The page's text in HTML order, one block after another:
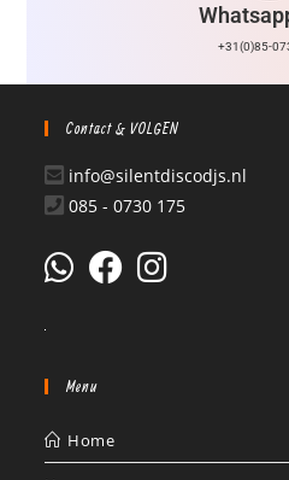
+31(0)85-
Contact & VOLGEN
info@silentdiscodjs.nl
085 - 0730 175
Menu
Home